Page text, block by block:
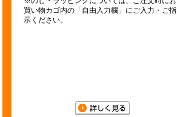
買い物カゴ内の「自由入力欄」にご入力・ご指
示ください。